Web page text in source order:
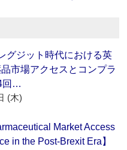
グジット時代における英
市場アクセスとコンプラ
回…
(木)
Market Access
in the Post-Brexit Era】